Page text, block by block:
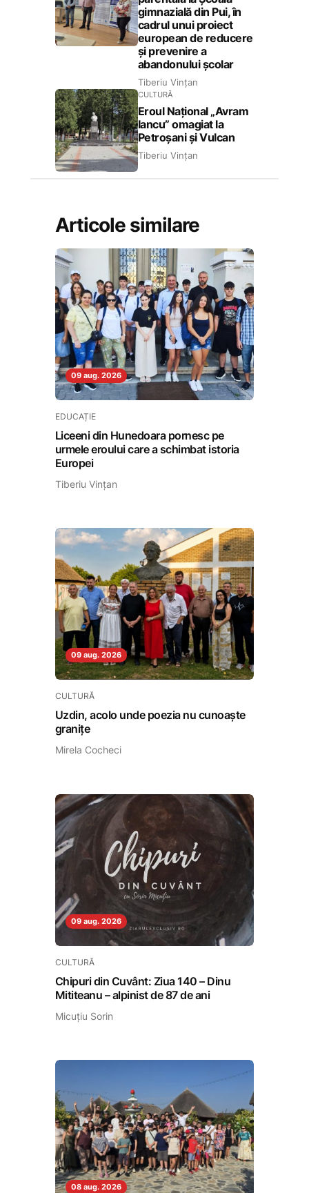
gimnazială din Pui, în
cadrul unui proiect
european de reducere
și prevenire a
abandonului școlar
Tiberiu Vințan
CULTURĂ
Eroul Național „Avram
Iancu” omagiat la
Petroșani și Vulcan
Tiberiu Vințan
Articole similare
09 aug. 2026
EDUCAȚIE
Liceeni din Hunedoara pornesc pe
urmele eroului care a schimbat istoria
Europei
Tiberiu Vințan
09 aug. 2026
CULTURĂ
Uzdin, acolo unde poezia nu cunoaște
granițe
Mirela Cocheci
09 aug. 2026
CULTURĂ
Chipuri din Cuvânt: Ziua 140 – Dinu
Mititeanu – alpinist de 87 de ani
Micuțiu Sorin
08 aug. 2026